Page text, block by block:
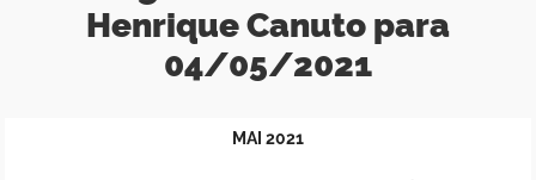
Henrique Canuto para
04/05/2021
MAI 2021